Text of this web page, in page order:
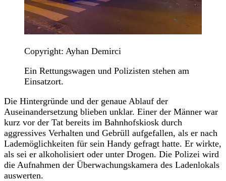
Copyright: Ayhan Demirci
Ein Rettungswagen und Polizisten stehen am
Einsatzort.
Die Hintergründe und der genaue Ablauf der
Auseinandersetzung blieben unklar. Einer der Männer war
kurz vor der Tat bereits im Bahnhofskiosk durch
aggressives Verhalten und Gebrüll aufgefallen, als er nach
Lademöglichkeiten für sein Handy gefragt hatte. Er wirkte,
als sei er alkoholisiert oder unter Drogen. Die Polizei wird
die Aufnahmen der Überwachungskamera des Ladenlokals
auswerten.